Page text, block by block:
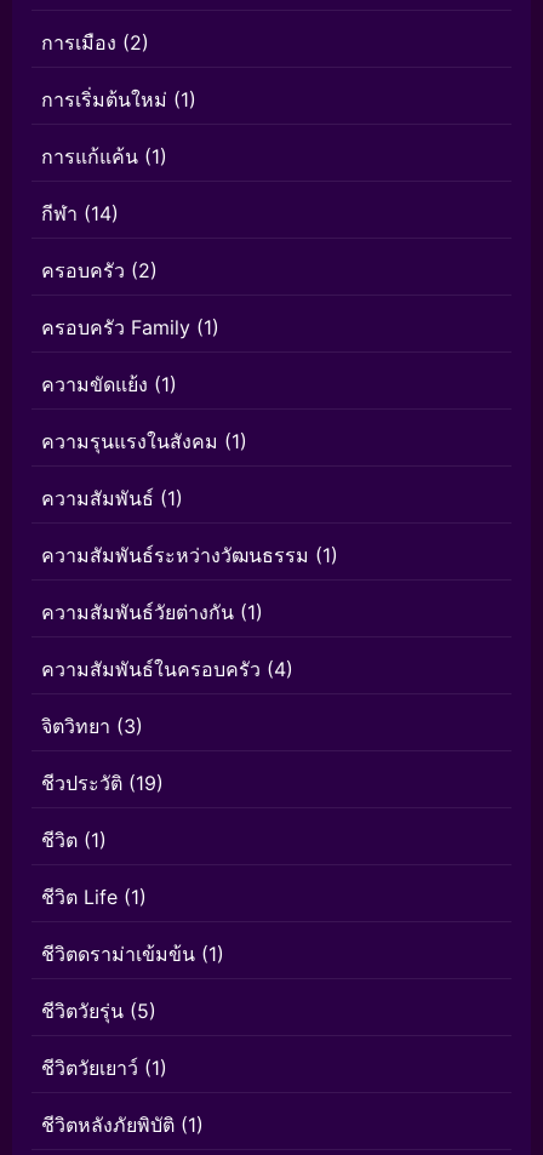
การเมือง (2)
การเริ่มต้นใหม่ (1)
การแก้แค้น (1)
กีฬา (14)
ครอบครัว (2)
ครอบครัว Family (1)
ความขัดแย้ง (1)
ความรุนแรงในสังคม (1)
ความสัมพันธ์ (1)
ความสัมพันธ์ระหว่างวัฒนธรรม (1)
ความสัมพันธ์วัยต่างกัน (1)
ความสัมพันธ์ในครอบครัว (4)
จิตวิทยา (3)
ชีวประวัติ (19)
ชีวิต (1)
ชีวิต Life (1)
ชีวิตดราม่าเข้มข้น (1)
ชีวิตวัยรุ่น (5)
ชีวิตวัยเยาว์ (1)
ชีวิตหลังภัยพิบัติ (1)